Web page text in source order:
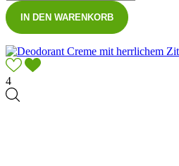
IN DEN WARENKORB
4